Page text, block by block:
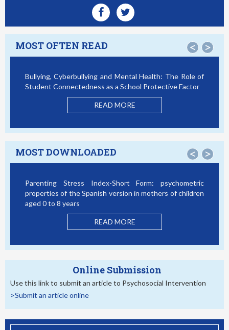
MOST OFTEN READ < >
Bullying, Cyberbullying and Mental Health: The Role of
Student Connectedness as a School Protective Factor
READ MORE
MOST DOWNLOADED < >
Parenting Stress Index-Short Form: psychometric
properties of the Spanish version in mothers of children
aged 0 to 8 years
READ MORE
Online Submission
Use this link to submit an article to Psychosocial Intervention
>Submit an article online